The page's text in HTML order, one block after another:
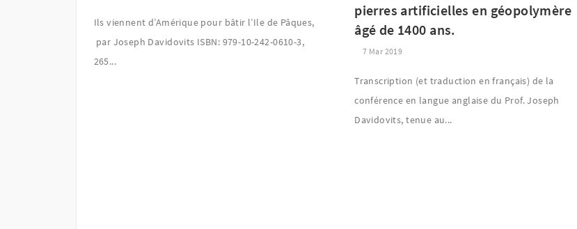
Ils viennent d’Amérique pour bâtir l’Ile de Pâques,
par Joseph Davidovits ISBN: 979-10-242-0610-3,
265...
pierres artificielles en géopolymère
âgé de 1400 ans.
7 Mar 2019
Transcription (et traduction en français) de la
conférence en langue anglaise du Prof. Joseph
Davidovits, tenue au...